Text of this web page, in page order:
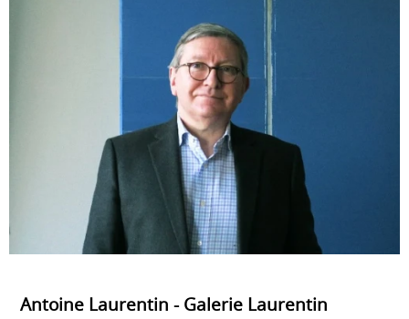
Antoine Laurentin - Galerie Laurentin